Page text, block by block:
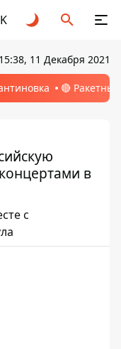
15:38, 11 Декабря 2021
🔴
в
с